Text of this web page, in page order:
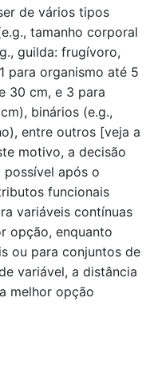
de vários tipos
tamanho corporal
guilda: frugívoro,
para organismo até 5
30 cm, e 3 para
binários (e.g.,
entre outros [veja a
motivo, a decisão
após o
funcionais
variáveis contínuas
opção, enquanto
ou para conjuntos de
variável, a distância
melhor opção